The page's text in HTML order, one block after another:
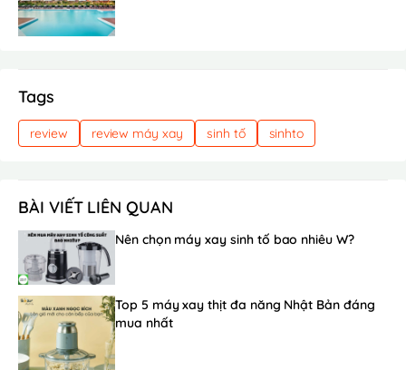
Tags
review review máy xay sinh tố sinhto
BÀI VIẾT LIÊN QUAN
Nên chọn máy xay sinh tố bao nhiêu W?
Top 5 máy xay thịt đa năng Nhật Bản đáng
mua nhất